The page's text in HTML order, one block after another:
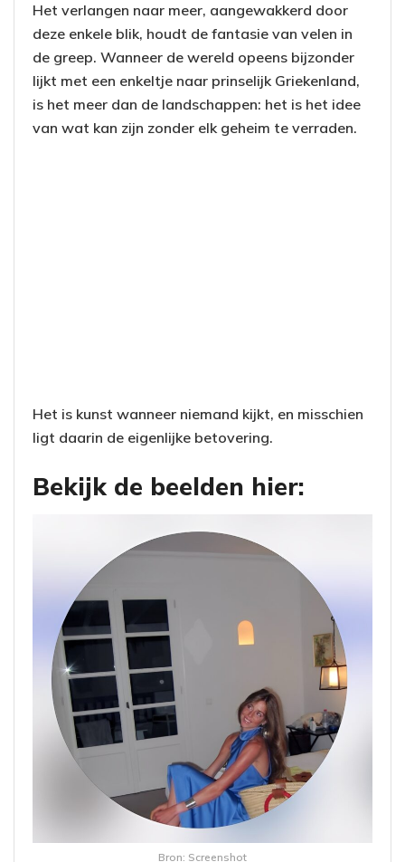
Het verlangen naar meer, aangewakkerd door
deze enkele blik, houdt de fantasie van velen in
de greep. Wanneer de wereld opeens bijzonder
lijkt met een enkeltje naar prinselijk Griekenland,
is het meer dan de landschappen: het is het idee
van wat kan zijn zonder elk geheim te verraden.
Het is kunst wanneer niemand kijkt, en misschien
ligt daarin de eigenlijke betovering.
Bekijk de beelden hier:
Bron: Screenshot